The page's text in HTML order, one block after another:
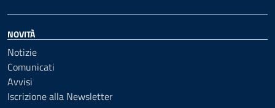
NOVITÀ
Notizie
Comunicati
Avvisi
Iscrizione alla Newsletter